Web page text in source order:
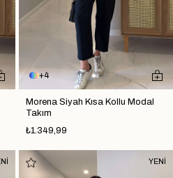
4
Morena Siyah Kısa Kollu Modal
Takım
₺1.349,99
YENİ